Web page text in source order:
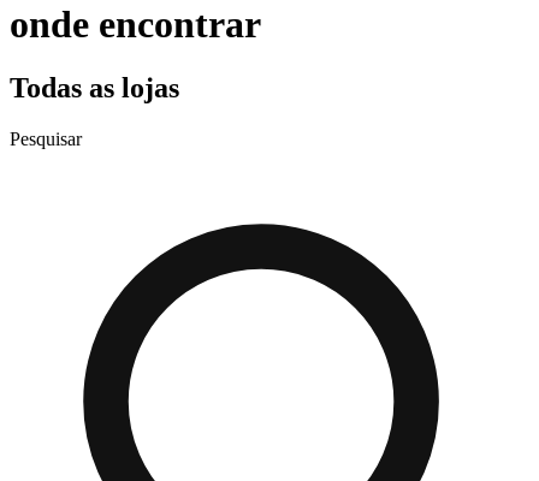
onde encontrar
Todas as lojas
Pesquisar